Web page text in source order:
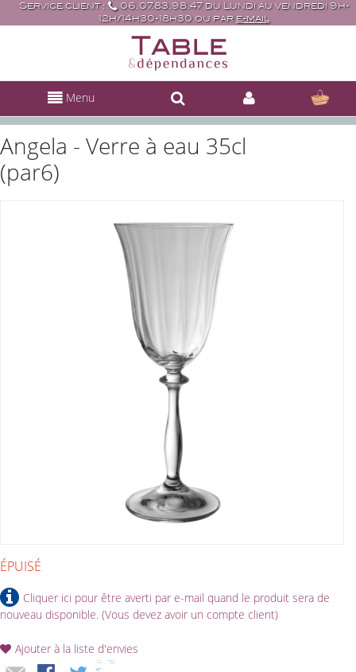
Service client :
06.07.83.98.47 du Lundi au vendredi 9h-
12h/14h30-18h30 ou par e-mail
Menu
Angela - Verre à eau 35cl
(par6)
ÉPUISÉ
Cliquer ici pour être averti par e-mail quand le produit sera de
nouveau disponible. (Vous devez avoir un compte client)
Ajouter à la liste d'envies